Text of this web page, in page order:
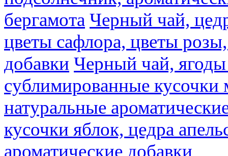
бергамота Черный чай,
цветы сафлора, цветы
добавки Черный чай,
сублимированные
натуральные
кусочки яблок, цедра
ароматические добавки